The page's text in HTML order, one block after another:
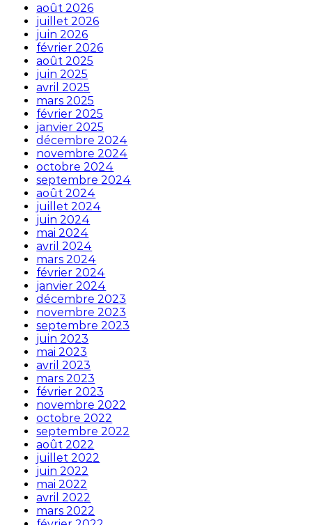
août 2026
juillet 2026
juin 2026
février 2026
août 2025
juin 2025
avril 2025
mars 2025
février 2025
janvier 2025
décembre 2024
novembre 2024
octobre 2024
septembre 2024
août 2024
juillet 2024
juin 2024
mai 2024
avril 2024
mars 2024
février 2024
janvier 2024
décembre 2023
novembre 2023
septembre 2023
juin 2023
mai 2023
avril 2023
mars 2023
février 2023
novembre 2022
octobre 2022
septembre 2022
août 2022
juillet 2022
juin 2022
mai 2022
avril 2022
mars 2022